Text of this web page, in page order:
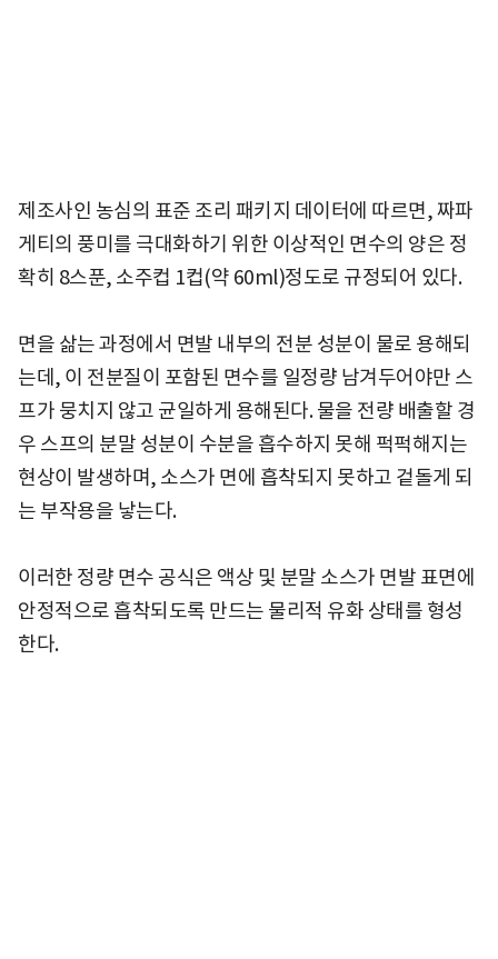
제조사인 농심의 표준 조리 패키지 데이터에 따르면, 짜파
게티의 풍미를 극대화하기 위한 이상적인 면수의 양은 정
확히 8스푼, 소주컵 1컵(약 60ml)정도로 규정되어 있다.
면을 삶는 과정에서 면발 내부의 전분 성분이 물로 용해되
는데, 이 전분질이 포함된 면수를 일정량 남겨두어야만 스
프가 뭉치지 않고 균일하게 용해된다. 물을 전량 배출할 경
우 스프의 분말 성분이 수분을 흡수하지 못해 퍽퍽해지는
현상이 발생하며, 소스가 면에 흡착되지 못하고 겉돌게 되
는 부작용을 낳는다.
이러한 정량 면수 공식은 액상 및 분말 소스가 면발 표면에
안정적으로 흡착되도록 만드는 물리적 유화 상태를 형성
한다.